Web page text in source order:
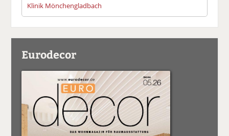
Klinik Mönchengladbach
Eurodecor